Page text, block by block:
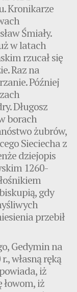
Kronikarze
Śmiały.
w latach
rzucał się
Raz na
Później
Długosz
borach
żubrów,
Sieciecha z
dziejopis
1260-
gdy
przebił
Gedymin na
własną ręką
iż
łowom, iż